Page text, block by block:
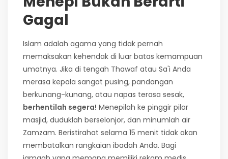
Gagal
Islam adalah agama yang tidak pernah
memaksakan kehendak di luar batas kemampuan
umatnya. Jika di tengah Thawaf atau Sa'i Anda
merasa kepala sangat pusing, pandangan
berkunang-kunang, atau napas terasa sesak,
berhentilah segera! Menepilah ke pinggir pilar
masjid, duduklah berselonjor, dan minumlah air
Zamzam. Beristirahat selama 15 menit tidak akan
membatalkan rangkaian ibadah Anda. Bagi